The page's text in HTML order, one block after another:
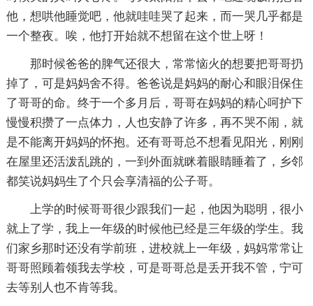
他，想哄他睡觉吧，他就哇哇哭了起来，而一哭几乎都是
一个整夜。唉，他打开始就不想留在这个世上呀！
那时候爸爸的脾气还很大，常常恼火的想要把哥哥扔
掉了，可是妈妈舍不得。爸爸说是妈妈的耐心和眼泪保住
了哥哥的命。终于一个多月后，哥哥在妈妈的精心呵护下
慢慢积攒了一点体力，人也安静了许多，再不哭不闹，就
是不能离开妈妈的怀抱。还有哥哥总不想看见阳光，刚刚
在屋里还活泼乱跳的，一到外面就眯着眼睛睡着了，乡邻
都笑说妈妈生了个只会享清福的公子哥。
上学的时候哥哥很少跟我们一起，他因为聪明，很小
就上了学，我上一年级的时候他已经是三年级的学生。我
们家乡那时还没有学前班，进校就上一年级，妈妈常常让
哥哥照顾着领我去学校，可是哥哥总是丢开我不管，宁可
去等别人也不肯等我。